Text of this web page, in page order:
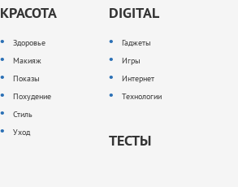
КРАСОТА
Здоровье
Макияж
Показы
Похудение
Стиль
Уход
DIGITAL
Гаджеты
Игры
Интернет
Технологии
ТЕСТЫ